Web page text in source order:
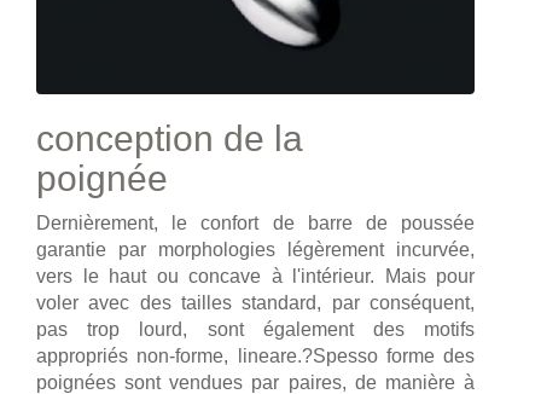
conception de la
poignée
Dernièrement, le confort de barre de poussée
garantie par morphologies légèrement incurvée,
vers le haut ou concave à l'intérieur. Mais pour
voler avec des tailles standard, par conséquent,
pas trop lourd, sont également des motifs
appropriés non-forme, lineare.?Spesso forme des
poignées sont vendues par paires, de manière à